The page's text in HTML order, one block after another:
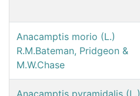
Anacamptis morio (L.)
R.M.Bateman, Pridgeon &
M.W.Chase
Anacamptis pyramidalis (L.)